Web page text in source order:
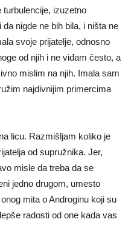
turbulencije, izuzetno
nigde ne bih bila, i ništa ne
svoje prijatelje, odnosno
od njih i ne viđam često, a
mislim na njih. Imala sam
najdivnijim primercima
licu. Razmišljam koliko je
od supružnika. Jer,
misle da treba da se
jedno drugom, umesto
mita o Androginu koji su
radosti od one kada vas